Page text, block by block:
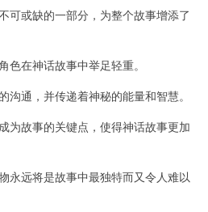
或缺的一部分，为整个故事增添了
在神话故事中举足轻重。
通，并传递着神秘的能量和智慧。
故事的关键点，使得神话故事更加
远将是故事中最独特而又令人难以